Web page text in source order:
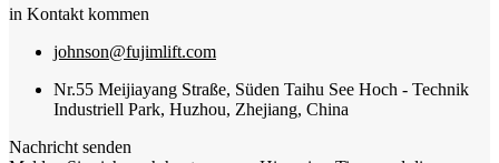
in Kontakt kommen
johnson@fujimlift.com
Nr.55 Meijiayang Straße, Süden Taihu See Hoch - Technik
Industriell Park, Huzhou, Zhejiang, China
Nachricht senden